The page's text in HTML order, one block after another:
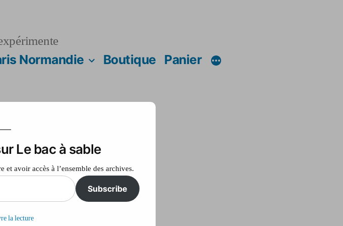
Normandie Boutique Panier
Le bac à sable
avoir accès à l’ensemble des archives.
Subscribe
la lecture